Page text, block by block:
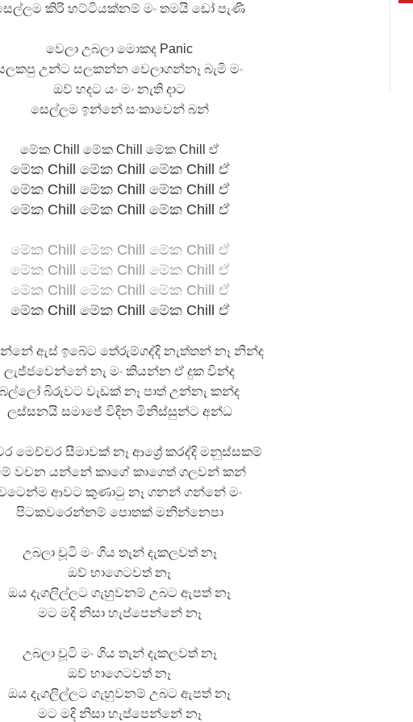
කිරි හට්ටියක්නම් මං තමයි ඩෝ පැණි
වෙලා උබලා මොකද Panic
උන්ට සලකන්න වෙලාගන්නෑ බැමි මං
ඔව් හදට යං මං නැති දාට
සෙල්ලම ඉන්නේ සංකාවෙන් බන්
මේක Chill මේක Chill මේක Chill ඒ
මේක Chill මේක Chill මේක Chill ඒ
මේක Chill මේක Chill මේක Chill ඒ
මේක Chill මේක Chill මේක Chill ඒ
මේක Chill මේක Chill මේක Chill ඒ
මේක Chill මේක Chill මේක Chill ඒ
මේක Chill මේක Chill මේක Chill ඒ
මේක Chill මේක Chill මේක Chill ඒ
ඇස් ඉබේට තේරුම්ගද්දි නැත්තන් නෑ නින්ද
ලැජ්ජවෙන්නේ නැ මං කියන්න ඒ දුක වින්ද
බල්ලෝ බිරුවට වැඩක් නෑ පාත් උන්නැ කන්ද
ලස්සනයි සමාජේ විදින මිනිස්සුන්ට අන්ධ
මෙච්චර සීමාවක් නෑ ආශ්‍රේ කරද්දි මනුස්සකම්
වචන යන්නේ කාගේ කාගෙත් ගලවන් කන්
ආවට කුණාටු නෑ ගනන් ගන්නේ මං
පිටකවරෙන්නම් පොතක් මනින්නෙපා
උබලා චූටි මං ගිය තැන් දැකලවත් නෑ
ඔව් භාගෙටවත් නෑ
ඔය දැගලිල්ලට ගැහුවනම් උබට ඇපත් නෑ
මට මදි නිසා හැප්පෙන්නේ නෑ
උබලා චූටි මං ගිය තැන් දැකලවත් නෑ
ඔව් භාගෙටවත් නෑ
ඔය දැගලිල්ලට ගැහුවනම් උබට ඇපත් නෑ
මට මදි නිසා හැප්පෙන්නේ නෑ